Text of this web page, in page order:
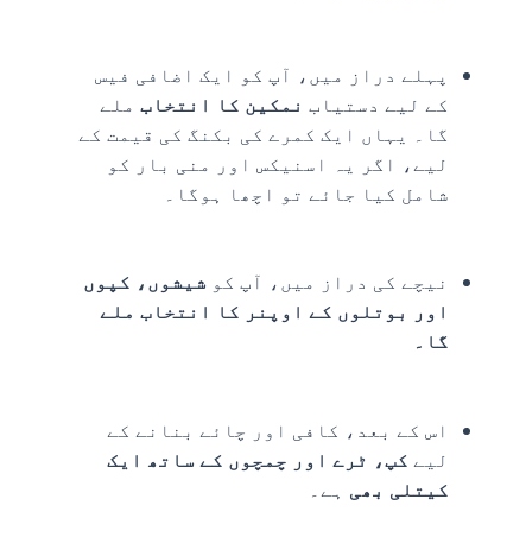
پہلے دراز میں، آپ کو ایک اضافی فیس
کے لیے دستیاب نمکین کا انتخاب ملے
گا۔ یہاں ایک کمرے کی بکنگ کی قیمت کے
لیے، اگر یہ اسنیکس اور منی بار کو
شامل کیا جائے تو اچھا ہوگا۔
نیچے کی دراز میں، آپ کوشیشوں، کپوں
اور بوتلوں کے اوپنر کا انتخاب ملے
گا۔
اس کے بعد، کافی اور چائے بنانے کے
لیے کپ، ٹرے اور چمچوں کے ساتھ ایک
کیتلی بھی ہے۔